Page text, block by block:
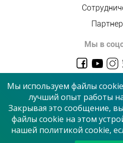
Мы в
© 2026
Принимаем
Мы используем файлы
лучший опыт работы
Закрывая это сообщение,
файлы cookie на этом
нашей политикой cookie,